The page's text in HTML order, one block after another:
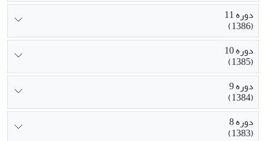
دوره 11
(1386)
دوره 10
(1385)
دوره 9
(1384)
دوره 8
(1383)